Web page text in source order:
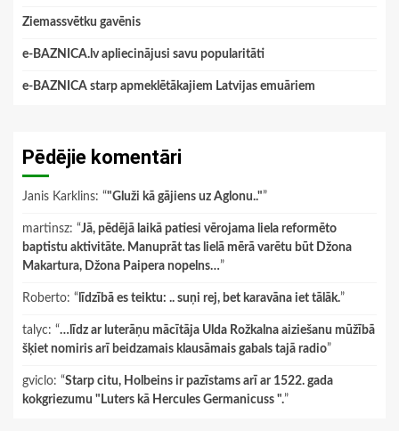
Ziemassvētku gavēnis
e-BAZNICA.lv apliecinājusi savu popularitāti
e-BAZNICA starp apmeklētākajiem Latvijas emuāriem
Pēdējie komentāri
Janis Karklins: “"Gluži kā gājiens uz Aglonu.."”
martinsz: “Jā, pēdējā laikā patiesi vērojama liela reformēto
baptistu aktivitāte. Manuprāt tas lielā mērā varētu būt Džona
Makartura, Džona Paipera nopelns…”
Roberto: “ līdzībā es teiktu: .. suņi rej, bet karavāna iet tālāk.”
talyc: “…līdz ar luterāņu mācītāja Ulda Rožkalna aiziešanu mūžībā
šķiet nomiris arī beidzamais klausāmais gabals tajā radio”
gviclo: “Starp citu, Holbeins ir pazīstams arī ar 1522. gada
kokgriezumu "Luters kā Hercules Germanicuss ".”